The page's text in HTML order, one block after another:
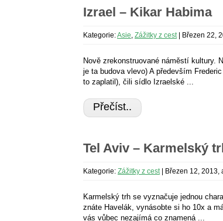
Izrael – Kikar Habima
Kategorie:Asie Zážitky z cest | Březen 22,
Nově zrekonstruované náměstí kultury.
je ta budova vlevo) A především
to zaplatil), čili sídlo Izraelské ...
Přečíst..
Tel Aviv – Karmelský
Kategorie: Zážitky z cest| Březen 12, 2013,
Karmelský trh se vyznačuje jednou
znáte Havelák, vynásobte si ho 10x a
vás vůbec nezajímá co znamená ...